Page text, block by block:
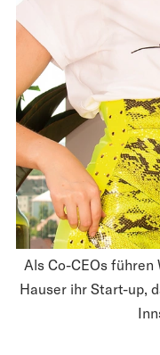
Als Co-CEOs führen
Hauser ihr Start-up,